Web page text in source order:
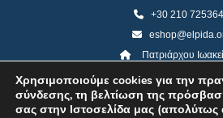
+30 210
Πατριάρχου
Χρησιμοποιούμε cookies για την
σύνδεσης, τη βελτίωση της
σας στην Ιστοσελίδα μας (απολύτως